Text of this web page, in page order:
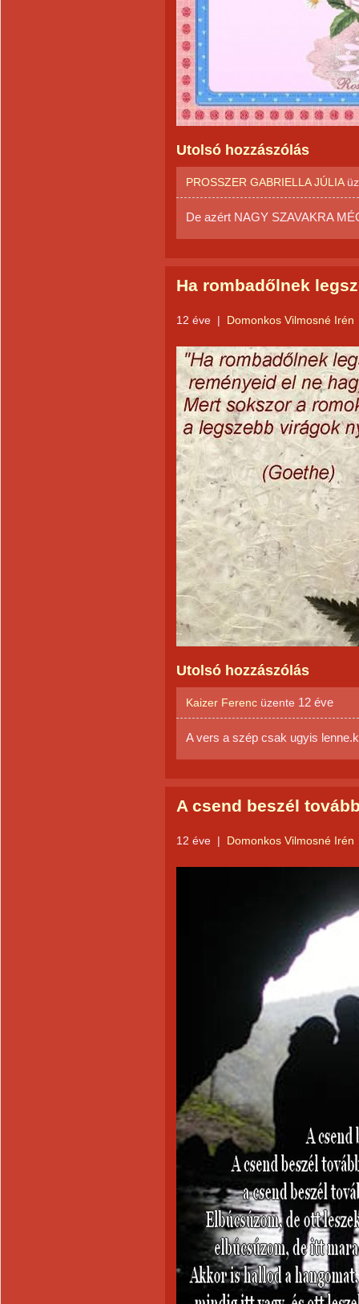
Utolsó hozzászólás
PROSSZER GABRIELLA JÚLIA
De azért NAGY SZAVAKRA
Ha rombadőlnek
12 éve | Domonkos Vilmosné Irén
Utolsó hozzászólás
Kaizer Ferenc üzente 12 éve
A vers a szép csak ugyis
A csend beszél
12 éve | Domonkos Vilmosné Irén